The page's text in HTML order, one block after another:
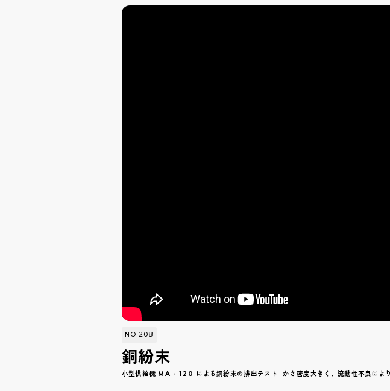
NO.208
銅紛末
小型供給機 MA - 120 による銅紛末の排出テスト かさ密度大きく、流動性不良によ